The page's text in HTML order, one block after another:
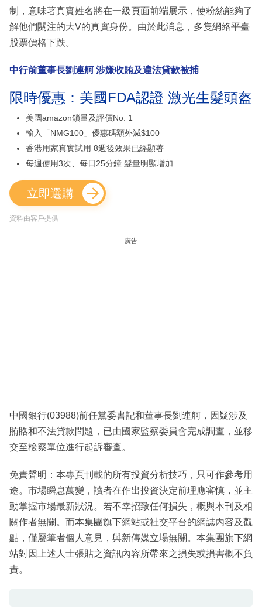
制，意味著真實姓名將在一級頁面前端展示，使粉絲能夠了
解他們關注的大V的真實身份。由於此消息，多隻網絡平臺
股票價格下跌。
中行前董事長劉連舸 涉嫌收賄及違法貸款被捕
限時優惠：美國FDA認證 激光生髮頭盔
美國amazon鎖量及評價No. 1
輸入「NMG100」優惠碼額外減$100
香港用家真實試用 8週後效果已經顯著
每週使用3次、每日25分鐘 髮量明顯增加
立即選購
資料由客戶提供
廣告
中國銀行(03988)前任黨委書記和董事長劉連舸，因疑涉及
賄賂和不法貸款問題，已由國家監察委員會完成調查，並移
交至檢察單位進行起訴審查。
免責聲明：本專頁刊載的所有投資分析技巧，只可作參考用
途。市場瞬息萬變，讀者在作出投資決定前理應審慎，並主
動掌握市場最新狀況。若不幸招致任何損失，概與本刊及相
關作者無關。而本集團旗下網站或社交平台的網誌內容及觀
點，僅屬筆者個人意見，與新傳媒立場無關。本集團旗下網
站對因上述人士張貼之資訊內容所帶來之損失或損害概不負
責。